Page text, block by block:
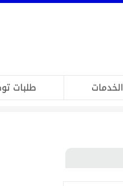
الخدمات طلبات